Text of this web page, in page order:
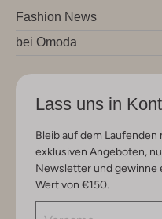
Fashion News
bei Omoda
Lass uns in
Bleib auf dem
exklusiven Angeboten,
Newsletter und gewinne
Wert von €150.